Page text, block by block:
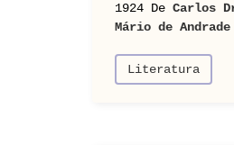
1924 De Carlos
Mário de Andrade
Literatura